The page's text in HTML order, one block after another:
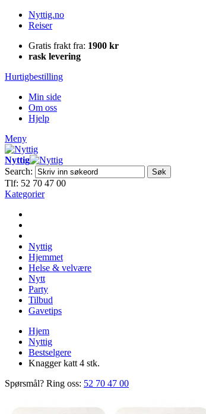
Nyttig.no
Reiser
Gratis frakt fra: 1900 kr
rask levering
Hurtigbestilling
Min side
Om oss
Hjelp
Meny
Nyttig
Search:
Søk
Tlf: 52 70 47 00
Kategorier
Nyttig
Hjemmet
Helse & velvære
Nytt
Party
Tilbud
Gavetips
Hjem
Nyttig
Bestselgere
Knagger katt 4 stk.
Spørsmål? Ring oss: 52 70 47 00